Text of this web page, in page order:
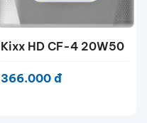
Kixx HD CF-4 20W50
366.000 đ